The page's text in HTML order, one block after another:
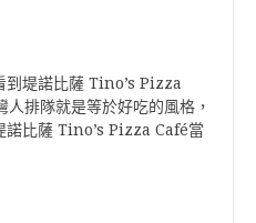
到堤諾比薩 Tino’s Pizza
人排隊就是等於好吃的風格 ，
諾比薩 Tino’s Pizza Café當